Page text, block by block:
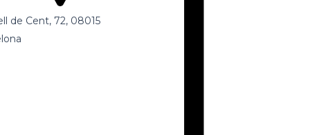
de Cent, 72, 08015